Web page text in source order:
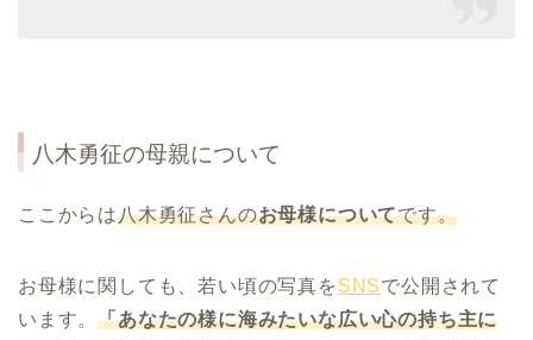
八木勇征の母親について
ここからは八木勇征さんのお母様についてです。
お母様に関しても、若い頃の写真を SNSで公開されて
います。「あなたの様に海みたいな広い心の持ち主に